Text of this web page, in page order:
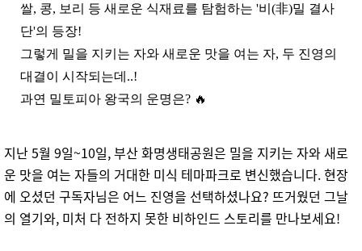
쌀, 콩, 보리 등 새로운 식재료를 탐험하는 '비(非)밀 결사
단'의 등장!
그렇게 밀을 지키는 자와 새로운 맛을 여는 자, 두 진영의
대결이 시작되는데..!
과연 밀토피아 왕국의 운명은? 🔥
지난 5월 9일~10일, 부산 화명생태공원은 밀을 지키는 자와 새로
운 맛을 여는 자들의 거대한 미식 테마파크로 변신했습니다. 현장
에 오셨던 구독자님은 어느 진영을 선택하셨나요? 뜨거웠던 그날
의 열기와, 미처 다 전하지 못한 비하인드 스토리를 만나보세요!